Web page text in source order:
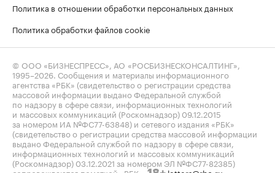
Политика в отношении обработки персональных данных
Политика обработки файлов cookie
© ООО «БИЗНЕСПРЕСС», АО «РОСБИЗНЕСКОНСАЛТИНГ»,
1995–2026 . Сообщения и материалы информационного
агентства «РБК» (свидетельство о регистрации средства
массовой информации выдано Федеральной службой
по надзору в сфере связи, информационных технологий
и массовых коммуникаций (Роскомнадзор) 09.12.2015
за номером ИА №ФС77-63848) и сетевого издания «РБК»
(свидетельство о регистрации средства массовой информации
выдано Федеральной службой по надзору в сфере связи,
информационных технологий и массовых коммуникаций
(Роскомнадзор) 03.12.2021 за номером ЭЛ №ФС77-82385)